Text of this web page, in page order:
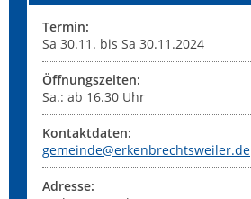
Termin:
Sa 30.11. bis Sa 30.11.2024
Öffnungszeiten:
Sa.: ab 16.30 Uhr
Kontaktdaten:
gemeinde@erkenbrechtsweiler.de
Adresse: